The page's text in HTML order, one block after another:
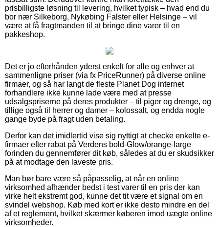
prisbilligste løsning til levering, hvilket typisk – hvad end du
bor nær Silkeborg, Nykøbing Falster eller Helsinge – vil
være at få fragtmanden til at bringe dine varer til en
pakkeshop.
Det er jo efterhånden yderst enkelt for alle og enhver at
sammenligne priser (via fx PriceRunner) på diverse online
firmaer, og så har langt de fleste Planet Dog internet
forhandlere ikke kunne lade være med at presse
udsalgspriserne på deres produkter – til piger og drenge, og
tillige også til herrer og damer – kolossalt, og endda nogle
gange byde på fragt uden betaling.
Derfor kan det imidlertid vise sig nyttigt at checke enkelte e-
firmaer efter rabat på Verdens bold-Glow/orange-large
forinden du gennemfører dit køb, således at du er skudsikker
på at modtage den laveste pris.
Man bør bare være så påpasselig, at når en online
virksomhed afhænder bedst i test varer til en pris der kan
virke helt ekstremt god, kunne det tit være et signal om en
svindel webshop. Køb med kort er ikke desto mindre en del
af et reglement, hvilket skærmer køberen imod uægte online
virksomheder.